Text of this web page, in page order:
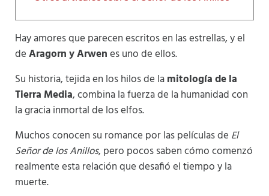
Hay amores que parecen escritos en las estrellas, y el
deAragorn y Arwenes uno de ellos.
Su historia, tejida en los hilos de lamitología de la
Tierra Media, combina la fuerza de la humanidad con
la gracia inmortal de los elfos.
Muchos conocen su romance por las películas de El
Señor de los Anillos, pero pocos saben cómo comenzó
realmente esta relación que desafió el tiempo y la
muerte.